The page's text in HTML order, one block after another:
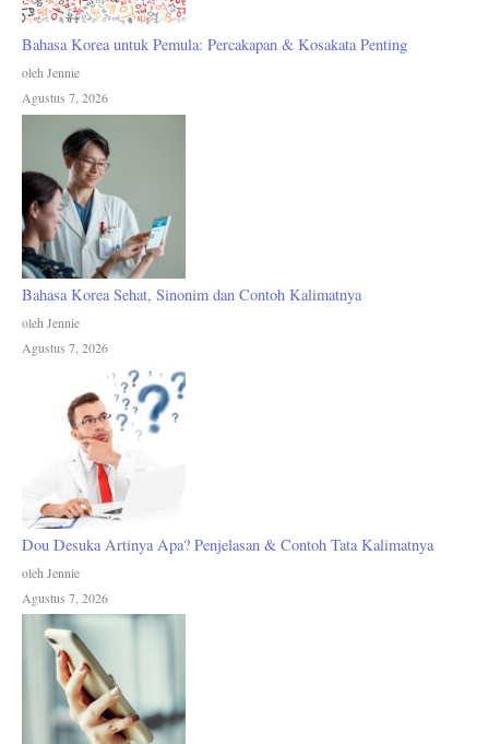
Bahasa Korea untuk Pemula: Percakapan & Kosakata Penting
oleh Jennie
Agustus 7, 2026
Bahasa Korea Sehat, Sinonim dan Contoh Kalimatnya
oleh Jennie
Agustus 7, 2026
Dou Desuka Artinya Apa? Penjelasan & Contoh Tata Kalimatnya
oleh Jennie
Agustus 7, 2026